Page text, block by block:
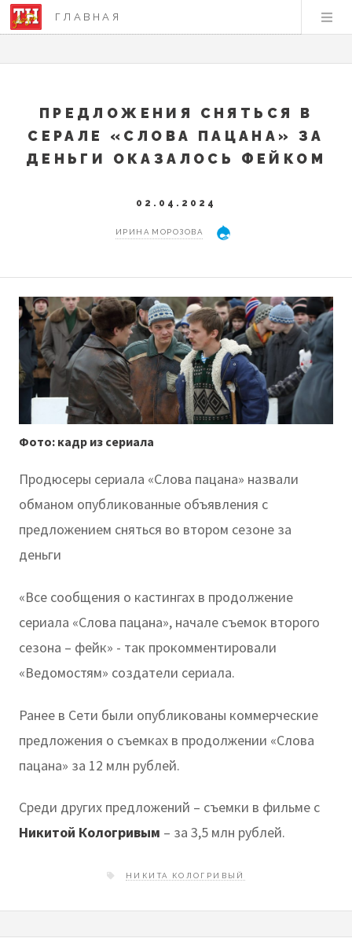
ГЛАВНАЯ
ПРЕДЛОЖЕНИЯ СНЯТЬСЯ В
СЕРАЛЕ «СЛОВА ПАЦАНА» ЗА
ДЕНЬГИ ОКАЗАЛОСЬ ФЕЙКОМ
02.04.2024
ИРИНА МОРОЗОВА
Фото: кадр из сериала
Продюсеры сериала «Слова пацана» назвали
обманом опубликованные объявления с
предложением сняться во втором сезоне за
деньги
«Все сообщения о кастингах в продолжение
сериала «Слова пацана», начале съемок второго
сезона – фейк» - так прокомментировали
«Ведомостям» создатели сериала.
Ранее в Сети были опубликованы коммерческие
предложения о съемках в продолжении «Слова
пацана» за 12 млн рублей.
Среди других предложений – съемки в фильме с
Никитой Кологривым – за 3,5 млн рублей.
НИКИТА КОЛОГРИВЫЙ